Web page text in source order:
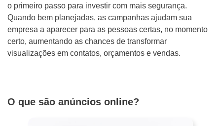
o primeiro passo para investir com mais segurança.
Quando bem planejadas, as campanhas ajudam sua
empresa a aparecer para as pessoas certas, no momento
certo, aumentando as chances de transformar
visualizações em contatos, orçamentos e vendas.
O que são anúncios online?
o
P
r
o
t
WHATSAPP: (62) 99168 - 8014